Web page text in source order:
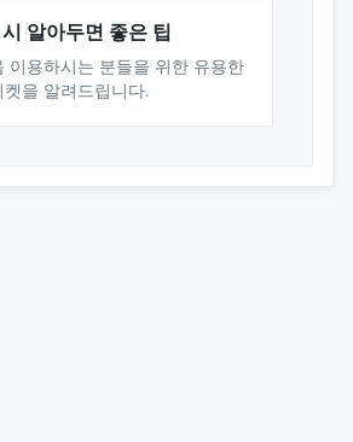
알아두면 좋은 팁
이용하시는 분들을 위한 유용한
을 알려드립니다.